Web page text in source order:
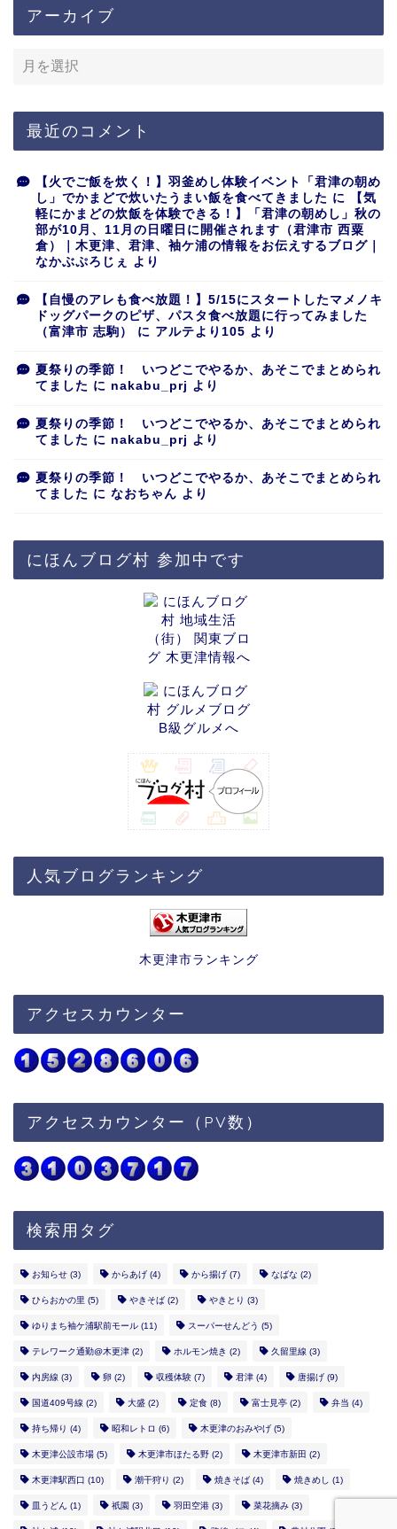
アーカイブ
最近のコメント
【火でご飯を炊く！】羽釜めし体験イベント「君津の朝め
し」でかまどで炊いたうまい飯を食べてきました に
【気
軽にかまどの炊飯を体験できる！】「君津の朝めし」秋の
部が10月、11月の日曜日に開催されます（君津市 西粟
倉）｜木更津、君津、袖ケ浦の情報をお伝えするブログ｜
なかぶぷろじぇ
より
【自慢のアレも食べ放題！】5/15にスタートしたマメノキ
ドッグパークのピザ、パスタ食べ放題に行ってみました
（富津市 志駒）
に アルテより105 より
夏祭りの季節！ いつどこでやるか、あそこでまとめられ
てました に nakabu_prj より
夏祭りの季節！ いつどこでやるか、あそこでまとめられ
てました に nakabu_prj より
夏祭りの季節！ いつどこでやるか、あそこでまとめられ
てました に なおちゃん より
にほんブログ村 参加中です
人気ブログランキング
木更津市ランキング
アクセスカウンター
アクセスカウンター（PV数）
検索用タグ
お知らせ (3) からあげ (4) から揚げ (7) なばな (2)
ひらおかの里 (5) やきそば (2) やきとり (3)
ゆりまち袖ケ浦駅前モール (11) スーパーせんどう (5)
テレワーク通勤@木更津 (2) ホルモン焼き (2) 久留里線 (3)
内房線 (3) 卵 (2) 収穫体験 (7) 君津 (4) 唐揚げ (9)
国道409号線 (2) 大盛 (2) 定食 (8) 富士見亭 (2) 弁当 (4)
持ち帰り (4) 昭和レトロ (6) 木更津のおみやげ (5)
木更津公設市場 (5) 木更津市ほたる野 (2) 木更津市新田 (2)
木更津駅西口 (10) 潮干狩り (2) 焼きそば (4) 焼きめし (1)
皿うどん (1) 祇園 (3) 羽田空港 (3) 菜花摘み (3)